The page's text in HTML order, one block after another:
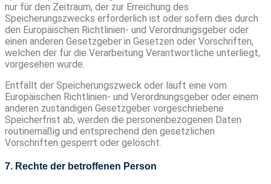
nur für den Zeitraum, der zur Erreichung des
Speicherungszwecks erforderlich ist oder sofern dies durch
den Europäischen Richtlinien- und Verordnungsgeber oder
einen anderen Gesetzgeber in Gesetzen oder Vorschriften,
welchen der für die Verarbeitung Verantwortliche unterliegt,
vorgesehen wurde.
Entfällt der Speicherungszweck oder läuft eine vom
Europäischen Richtlinien- und Verordnungsgeber oder einem
anderen zuständigen Gesetzgeber vorgeschriebene
Speicherfrist ab, werden die personenbezogenen Daten
routinemäßig und entsprechend den gesetzlichen
Vorschriften gesperrt oder gelöscht.
7. Rechte der betroffenen Person